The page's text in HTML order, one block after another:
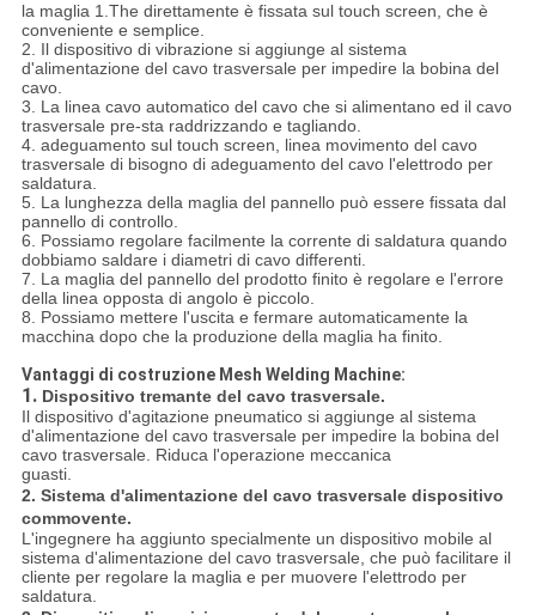
la maglia 1.The direttamente è fissata sul touch screen, che è
conveniente e semplice.
2. Il dispositivo di vibrazione si aggiunge al sistema
d'alimentazione del cavo trasversale per impedire la bobina del
cavo.
3. La linea cavo automatico del cavo che si alimentano ed il cavo
trasversale pre-sta raddrizzando e tagliando.
4. adeguamento sul touch screen, linea movimento del cavo
trasversale di bisogno di adeguamento del cavo l'elettrodo per
saldatura.
5. La lunghezza della maglia del pannello può essere fissata dal
pannello di controllo.
6. Possiamo regolare facilmente la corrente di saldatura quando
dobbiamo saldare i diametri di cavo differenti.
7. La maglia del pannello del prodotto finito è regolare e l'errore
della linea opposta di angolo è piccolo.
8. Possiamo mettere l'uscita e fermare automaticamente la
macchina dopo che la produzione della maglia ha finito.
Vantaggi di costruzione Mesh Welding Machine:
1. Dispositivo tremante del cavo trasversale.
Il dispositivo d'agitazione pneumatico si aggiunge al sistema
d'alimentazione del cavo trasversale per impedire la bobina del
cavo trasversale. Riduca l'operazione meccanica
guasti.
2. Sistema d'alimentazione del cavo trasversale dispositivo
commovente.
L'ingegnere ha aggiunto specialmente un dispositivo mobile al
sistema d'alimentazione del cavo trasversale, che può facilitare il
cliente per regolare la maglia e per muovere l'elettrodo per
saldatura.